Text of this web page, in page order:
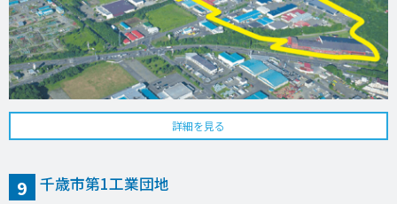
詳細を見る
9 千歳市第1工業団地